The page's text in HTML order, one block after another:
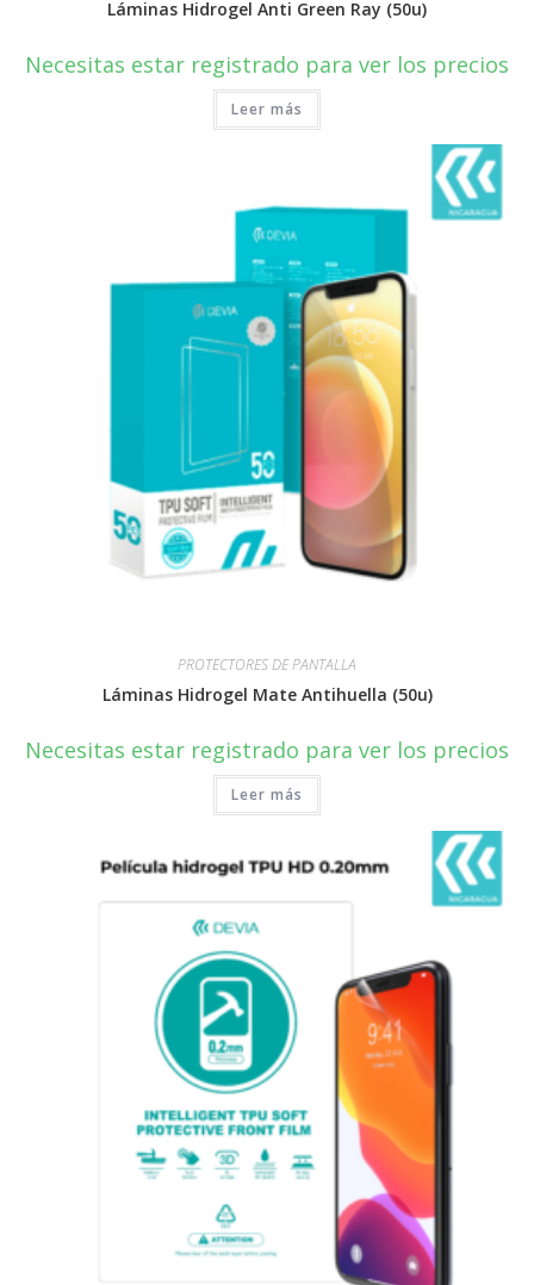
Láminas Hidrogel Anti Green Ray (50u)
Necesitas estar registrado para ver los precios
Leer más
PROTECTORES DE PANTALLA
Láminas Hidrogel Mate Antihuella (50u)
Necesitas estar registrado para ver los precios
Leer más